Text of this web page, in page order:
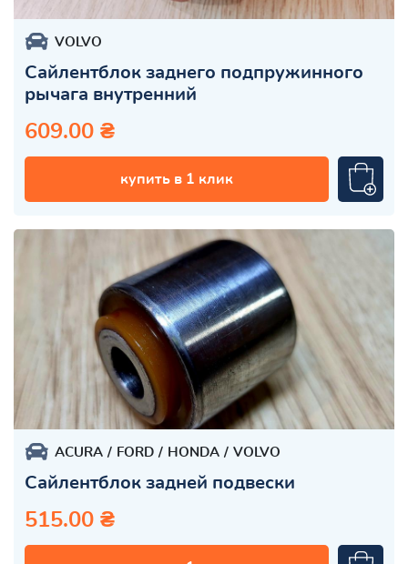
VOLVO
Сайлентблок заднего подпружинного
рычага внутренний
609.00 ₴
купить в 1 клик
ACURA FORD HONDA VOLVO
Сайлентблок задней подвески
515.00 ₴